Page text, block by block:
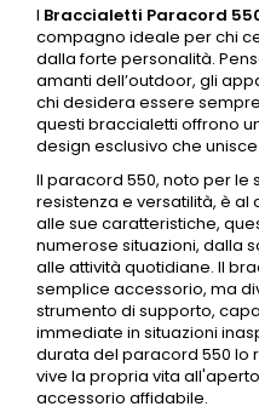
I Braccialetti Paracord
compagno ideale per chi
dalla forte personalità.
amanti dell’outdoor, gli
chi desidera essere
questi braccialetti offrono
design esclusivo che
Il paracord 550, noto per le
resistenza e versatilità, è al
alle sue caratteristiche,
numerose situazioni, dalla
alle attività quotidiane. Il
semplice accessorio, ma
strumento di supporto,
immediate in situazioni
durata del paracord 550 lo
vive la propria vita
accessorio affidabile.